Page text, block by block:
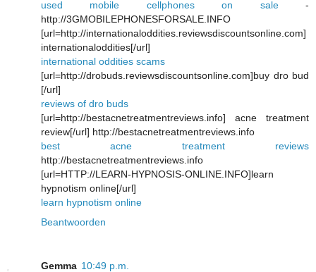
used mobile cellphones on sale-
http://3GMOBILEPHONESFORSALE.INFO
[url=http://internationaloddities.reviewsdiscountsonline.com]
internationaloddities[/url]
international oddities scams
[url=http://drobuds.reviewsdiscountsonline.com]buy dro bud
[/url]
reviews of dro buds
[url=http://bestacnetreatmentreviews.info] acne treatment
review[/url] http://bestacnetreatmentreviews.info
best acne treatment reviews
http://bestacnetreatmentreviews.info
[url=HTTP://LEARN-HYPNOSIS-ONLINE.INFO]learn
hypnotism online[/url]
learn hypnotism online
Beantwoorden
Gemma 10:49 p.m.